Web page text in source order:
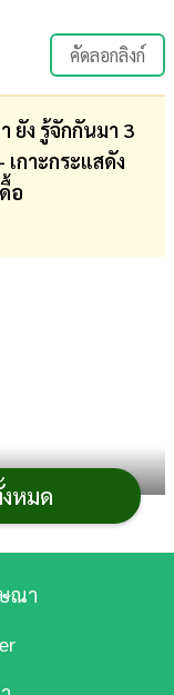
คัดลอกลิงก์
ง รู้จักกันมา 3
กาะกระแสดัง
อ
หมด
ณา